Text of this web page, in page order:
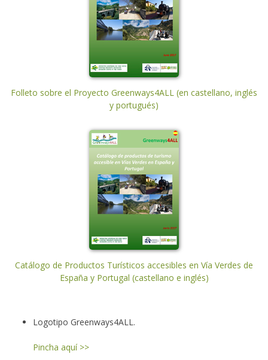
Folleto sobre el Proyecto Greenways4ALL (en castellano, inglés
y portugués)
Catálogo de Productos Turísticos accesibles en Vía Verdes de
España y Portugal (castellano e inglés)
Logotipo Greenways4ALL.
Pincha aquí >>